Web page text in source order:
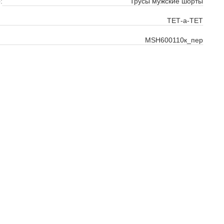
ТЕТ-а-ТЕТ
MSH600110к_пер